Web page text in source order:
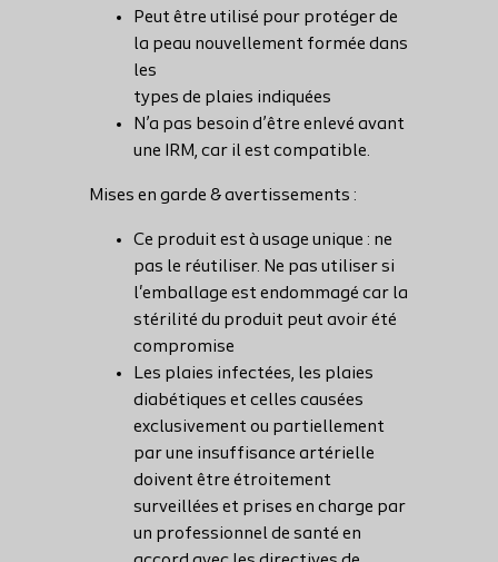
Peut être utilisé pour protéger de
la peau nouvellement formée dans
les
types de plaies indiquées
N’a pas besoin d’être enlevé avant
une IRM, car il est compatible.
Mises en garde & avertissements :
Ce produit est à usage unique : ne
pas le réutiliser. Ne pas utiliser si
l'emballage est endommagé car la
stérilité du produit peut avoir été
compromise
Les plaies infectées, les plaies
diabétiques et celles causées
exclusivement ou partiellement
par une insuffisance artérielle
doivent être étroitement
surveillées et prises en charge par
un professionnel de santé en